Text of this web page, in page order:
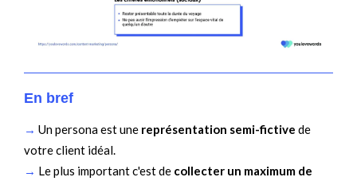
En bref
→ Un persona est une représentation semi-fictive de
votre client idéal.
→ Le plus important c'est de collecter un maximum de